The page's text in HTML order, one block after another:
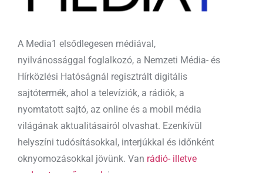
A Media1 elsődlegesen médiával,
nyilvánossággal foglalkozó, a Nemzeti Média- és
Hírközlési Hatóságnál regisztrált digitális
sajtótermék, ahol a televíziók, a rádiók, a
nyomtatott sajtó, az online és a mobil média
világának aktualitásairól olvashat. Ezenkívül
helyszíni tudósításokkal, interjúkkal és időnként
oknyomozásokkal jövünk. Van rádió- illetve